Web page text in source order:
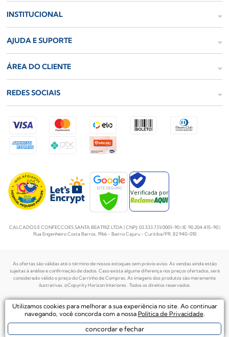
INSTITUCIONAL
AJUDA E SUPORTE
ÁREA DO CLIENTE
REDES SOCIAIS
Verificada por
CALCADOS E CONFECCOES SANTA BEATRIZ LTDA | CNPJ: 03.533.731/0001-90 | IE: 90.204.415-90 |
Rua Engenheiro Costa Barros, 1966 - Bairro Cajuru - Curitiba/PR, 82.940-010
As ofertas são válidas até o término de nossos estoques sem prévio aviso. As vendas ainda estão
sujeitas à análise e confirmação de dados. Caso exista alguma diferença nos preçosofertados, será
considerado válido o preço do Carrinho de Compras. As imagens dos produtos são meramente
ilustrativas. ©Copyrity Horizon Interiores . Todos os direitos reservados.
Desenvolvido por Plataforma de
Ecommerce by
Utilizamos cookies para melhorar a sua experiência no site. Ao continuar
navegando, você concorda com a nossa Política de Privacidade.
concordar e fechar